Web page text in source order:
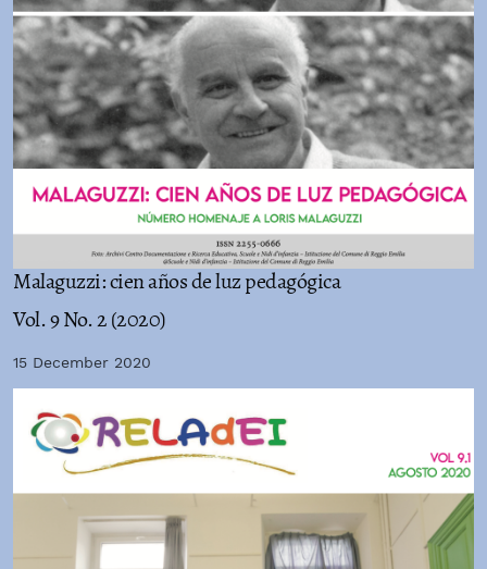
Malaguzzi: cien años de luz pedagógica
Vol. 9 No. 2 (2020)
15 December 2020